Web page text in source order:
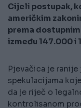
Cijeli postupak,
američkim
prema
između 147.000 i
Pjevačica je
spekulacijama
da je riječ o
kontrolisanom